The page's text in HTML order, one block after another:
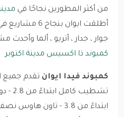
من أكثر المطورين نجاحًا في
أطلقت ايوان بنجاح 6 مشاريع في
جوار ، جدار ، أتريو ، ألما وأحدث
كمبوند ذا اكسيس مدينة اكتوبر
كمبوند فيدا ايوان تقدم جميع